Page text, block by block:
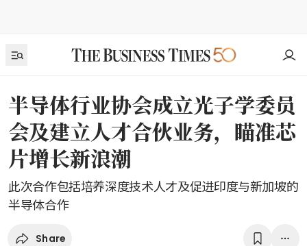
半导体行业协会成立光子学委员
会及建立人才合伙业务，瞄准芯
片增长新浪潮
此次合作包括培养深度技术人才及促进印度与新加坡的
半导体合作
Share